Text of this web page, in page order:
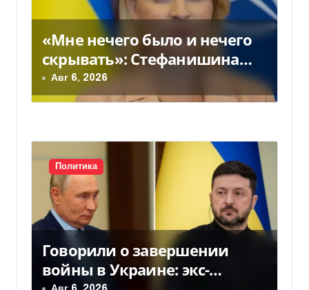
о
з
а
п
и
с
я
м
«Мне нечего было и нечего
скрывать»: Стефанишина
прокомментировала новое
подозрение
Авг 6, 2026
Политика
Говорили о завершении
войны в Украине: экс-